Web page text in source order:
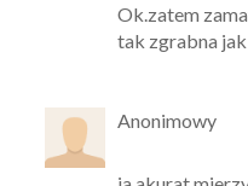
Ok.zatem
tak zgrabna
Anonimowy